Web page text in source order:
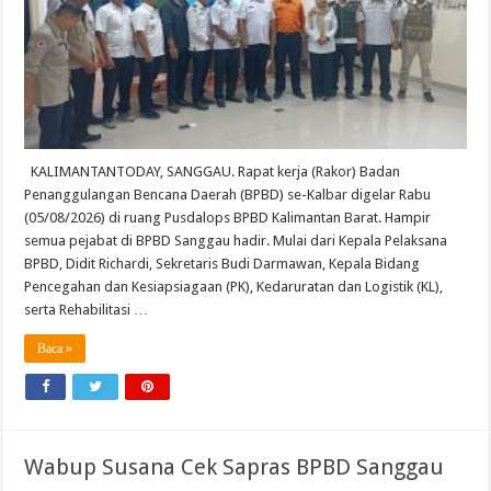
Dibahas
KALIMANTANTODAY, SANGGAU. Rapat kerja (Rakor) Badan
Penanggulangan Bencana Daerah (BPBD) se-Kalbar digelar Rabu
(05/08/2026) di ruang Pusdalops BPBD Kalimantan Barat. Hampir
semua pejabat di BPBD Sanggau hadir. Mulai dari Kepala Pelaksana
BPBD, Didit Richardi, Sekretaris Budi Darmawan, Kepala Bidang
Pencegahan dan Kesiapsiagaan (PK), Kedaruratan dan Logistik (KL),
serta Rehabilitasi …
Baca »
Wabup Susana Cek Sapras BPBD Sanggau